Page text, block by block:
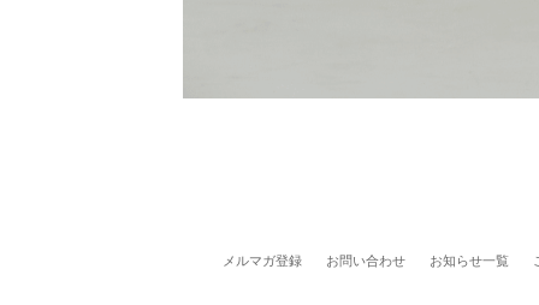
メルマガ登録 お問い合わせ お知らせ一覧